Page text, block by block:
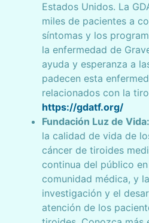
Estados Unidos. La
miles de pacientes a
síntomas y los
la enfermedad de
ayuda y esperanza a
padecen esta
relacionados con la
https://gdatf.org/
Fundación Luz de Vida:
la calidad de vida de
cáncer de tiroides
continua del público
comunidad médica, y
investigación y el
atención de los